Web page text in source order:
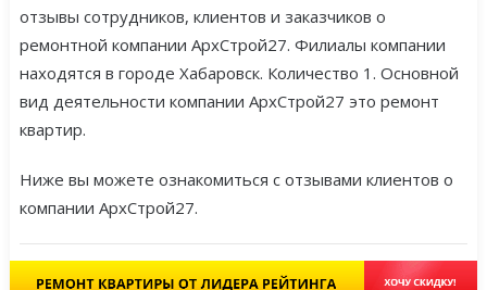
отзывы сотрудников, клиентов и заказчиков о
ремонтной компании АрхСтрой27. Филиалы компании
находятся в городе Хабаровск. Количество 1. Основной
вид деятельности компании АрхСтрой27 это ремонт
квартир.
Ниже вы можете ознакомиться с отзывами клиентов о
компании АрхСтрой27.